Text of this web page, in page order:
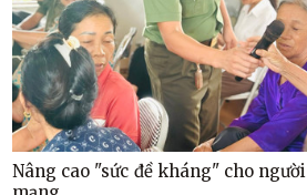
Nâng cao "sức đề kháng" cho